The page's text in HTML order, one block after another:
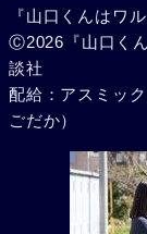
『山口くんはワ
Ⓒ2026『山口く
談社
配給：アスミッ
ごだか）